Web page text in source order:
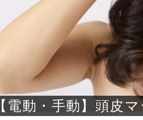
メガネ
さくら
かえで
メガネ
さくら
さくら
あおい
あかり
あおい
あおい
落ち込んでい
その原...
あおい
機器を使った
技によ...
あかり
【電動・手動】頭皮